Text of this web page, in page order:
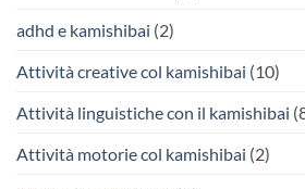
adhd e kamishibai (2)
Attività creative col kamishibai (10)
Attività linguistiche con il kamishibai
Attività motorie col kamishibai (2)